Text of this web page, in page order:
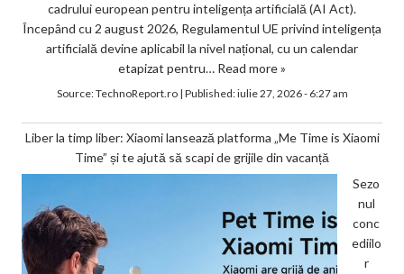
cadrului european pentru inteligența artificială (AI Act).
Începând cu 2 august 2026, Regulamentul UE privind inteligența
artificială devine aplicabil la nivel național, cu un calendar
etapizat pentru… Read more »
Source:TechnoReport.ro| Published:iulie 27, 2026 - 6:27 am
Liber la timp liber: Xiaomi lansează platforma „Me Time is Xiaomi
Time” și te ajută să scapi de grijile din vacanță
Sezo
nul
conc
ediilo
r